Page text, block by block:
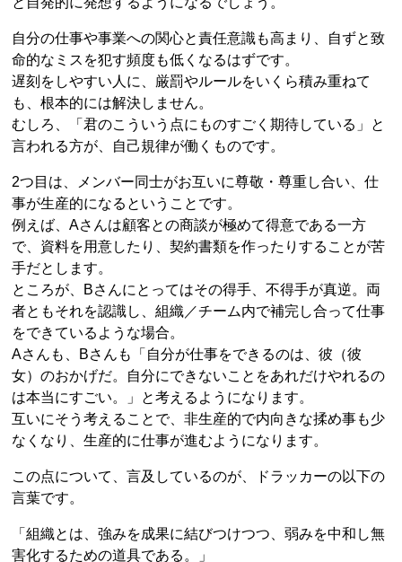
自分の仕事や事業への関心と責任意識も高まり、自ずと致
命的なミスを犯す頻度も低くなるはずです。
遅刻をしやすい人に、厳罰やルールをいくら積み重ねて
も、根本的には解決しません。
むしろ、「君のこういう点にものすごく期待している」と
言われる方が、自己規律が働くものです。
2つ目は、メンバー同士がお互いに尊敬・尊重し合い、仕
事が生産的になるということです。
例えば、Aさんは顧客との商談が極めて得意である一方
で、資料を用意したり、契約書類を作ったりすることが苦
手だとします。
ところが、Bさんにとってはその得手、不得手が真逆。両
者ともそれを認識し、組織／チーム内で補完し合って仕事
をできているような場合。
Aさんも、Bさんも「自分が仕事をできるのは、彼（彼
女）のおかげだ。自分にできないことをあれだけやれるの
は本当にすごい。」と考えるようになります。
互いにそう考えることで、非生産的で内向きな揉め事も少
なくなり、生産的に仕事が進むようになります。
この点について、言及しているのが、ドラッカーの以下の
言葉です。
「組織とは、強みを成果に結びつけつつ、弱みを中和し無
害化するための道具である。」